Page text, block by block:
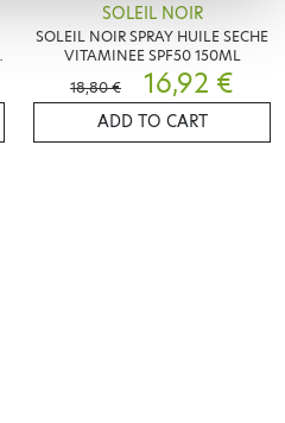
SOLEIL NOIR
SOLEIL NOIR SPRAY HUILE SECHE
VITAMINEE SPF50 150ML
18,80 €
16,92 €
ADD TO CART